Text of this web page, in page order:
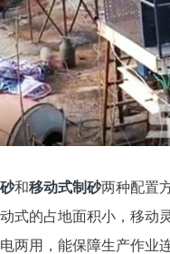
和移动式制砂两种配置
式的占地面积小，移动
两用，能保障生产作业